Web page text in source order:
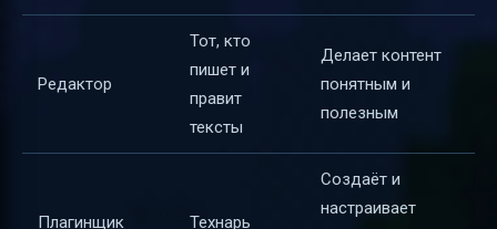
Редактор
Тот, кто
пишет и
правит
тексты
Делает контент
понятным и
полезным
Плагинщик Технарь
Создаёт и
настраивает